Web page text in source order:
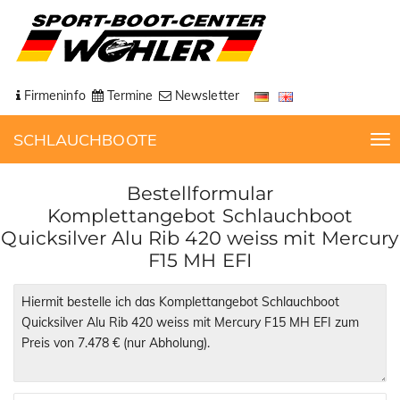
Firmeninfo Termine Newsletter
SCHLAUCHBOOTE
T
o
e
a
Bestellformular
Komplettangebot Schlauchboot
Quicksilver Alu Rib 420 weiss mit Mercury
F15 MH EFI